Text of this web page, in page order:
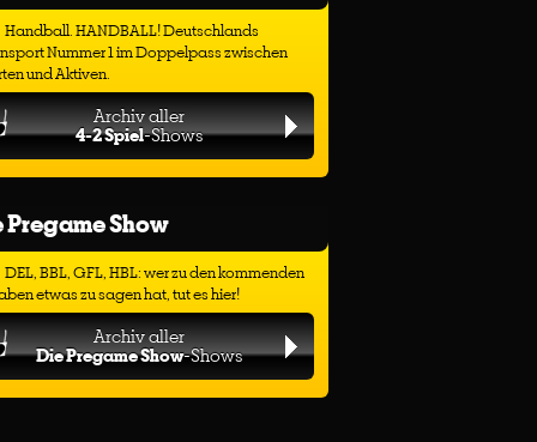
Handball. HANDBALL! Deutschlands
Nummer 1 im Doppelpass zwischen
und Aktiven.
Archiv aller
4-2 Spiel-Shows
Show
DEL, BBL, GFL, HBL: wer zu den kommenden
etwas zu sagen hat, tut es hier!
Archiv aller
Die Pregame Show-Shows